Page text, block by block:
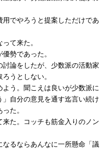
でやろうと提案しただけであ
て来た。
勢であった。
論をしたが、少数派の活動家
うとしない。
う。聞こえは良いが少数派に
自分の意見を通す迄言い続け
た。
た。コッチも筋金入りのノン
るならあんなに一所懸命「議